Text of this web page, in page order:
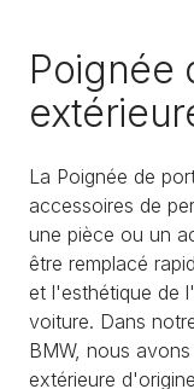
Poignée
La Poignée de
accessoires de
une pièce ou un
être remplacé
et l'esthétique de
voiture. Dans
BMW, nous
extérieure